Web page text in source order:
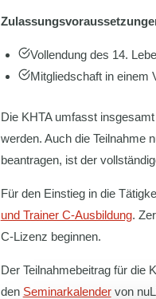
Vollendung des 14.
Mitgliedschaft in einem
Die KHTA umfasst
werden. Auch die Teilnahme
beantragen, ist der
Für den Einstieg in die
und Trainer C-Ausbildung.
C-Lizenz beginnen.
Der Teilnahmebeitrag für die
den Seminarkalendervon